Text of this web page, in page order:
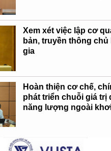
Xem xét việc lập cơ
bản, truyền thông
gia
Hoàn thiện cơ chế,
phát triển chuỗi giá trị
năng lượng ngoài